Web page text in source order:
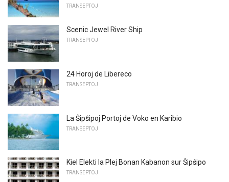
TRANSEPTOJ
Scenic Jewel River Ship
TRANSEPTOJ
24 Horoj de Libereco
TRANSEPTOJ
La Ŝipŝipoj Portoj de Voko en Karibio
TRANSEPTOJ
Kiel Elekti la Plej Bonan Kabanon sur Ŝipŝipo
TRANSEPTOJ